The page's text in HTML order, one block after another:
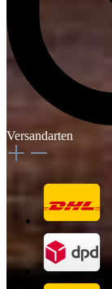
Versandarten